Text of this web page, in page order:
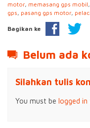
motor, memasang gps mobil,
gps, pasang gps motor,
Bagikan ke
Belum ada
Silahkan tulis
You must be logged in